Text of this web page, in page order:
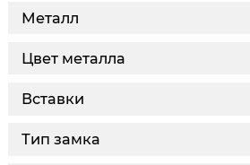
Металл
Цвет металла
Вставки
Тип замка